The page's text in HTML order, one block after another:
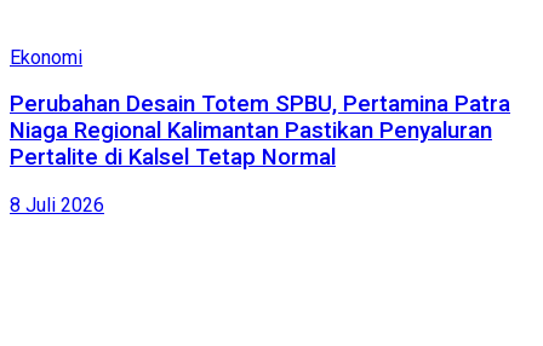
Ekonomi
Perubahan Desain Totem SPBU, Pertamina Patra
Niaga Regional Kalimantan Pastikan Penyaluran
Pertalite di Kalsel Tetap Normal
8 Juli 2026